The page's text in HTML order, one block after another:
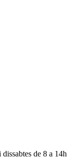
de 8 a 14h